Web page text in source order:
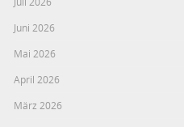
Juni 2026
Mai 2026
April 2026
März 2026